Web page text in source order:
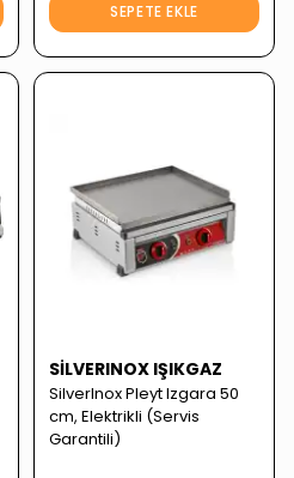
SEPETE EKLE
SILVERINOX IŞIKGAZ
SilverInox Pleyt Izgara 50
cm, Elektrikli (Servis
Garantili)